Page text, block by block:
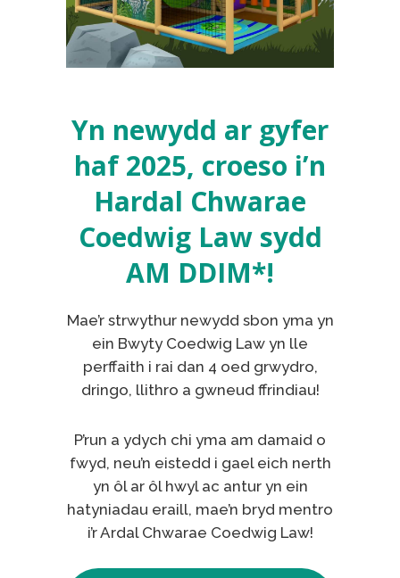
Yn newydd ar gyfer
haf 2025, croeso i’n
Hardal Chwarae
Coedwig Law sydd
AM DDIM*!
Mae’r strwythur newydd sbon yma yn
ein Bwyty Coedwig Law yn lle
perffaith i rai dan 4 oed grwydro,
dringo, llithro a gwneud ffrindiau!
P’run a ydych chi yma am damaid o
fwyd, neu’n eistedd i gael eich nerth
yn ôl ar ôl hwyl ac antur yn ein
hatyniadau eraill, mae’n bryd mentro
i’r Ardal Chwarae Coedwig Law!